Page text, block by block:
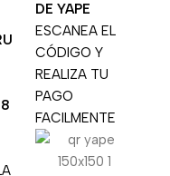
DE YAPE
ESCANEA EL
CÓDIGO Y
REALIZA TU
PAGO
FACILMENTE